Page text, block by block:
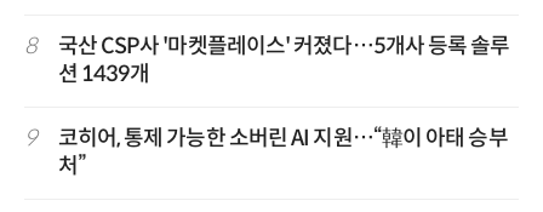
8
국산 CSP사 '마켓플레이스' 커졌다…5개사 등록 솔루
션 1439개
9
코히어, 통제 가능한 소버린 AI 지원…“韓이 아태 승부
처”